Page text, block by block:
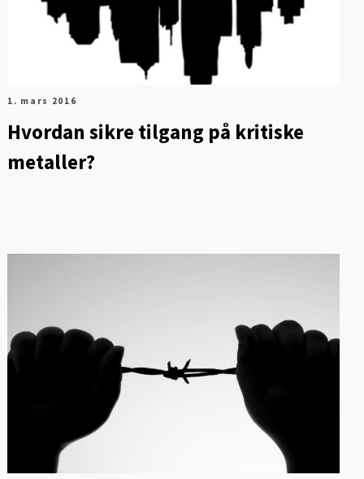
1. mars 2016
Hvordan sikre tilgang på kritiske
metaller?